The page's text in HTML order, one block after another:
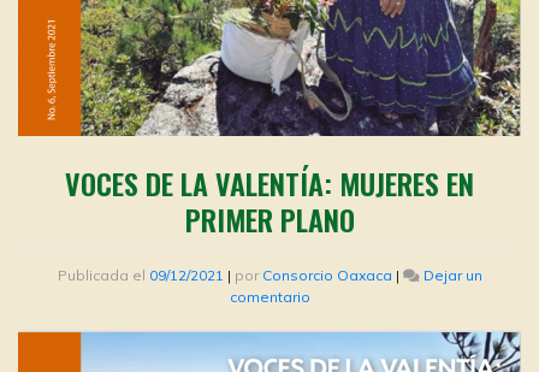
VOCES DE LA VALENTÍA: MUJERES EN
PRIMER PLANO
Publicada el 09/12/2021 | por Consorcio Oaxaca |
Dejar un
comentarioen
la